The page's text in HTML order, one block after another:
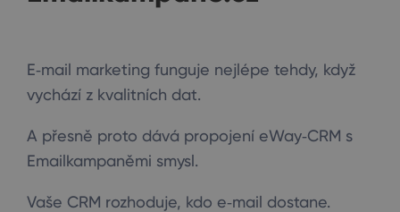
E‑mail marketing funguje nejlépe tehdy, když
vychází z kvalitních dat.
A přesně proto dává propojení eWay‑CRM s
Emailkampaněmi smysl.
Vaše CRM rozhoduje, kdo e‑mail dostane.